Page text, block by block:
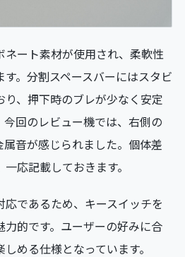
ネート素材が使用され、柔軟性
す。分割スペースバーにはスタビ
り、押下時のブレが少なく安定
回のレビュー機では、右側の
属音が感じられました。個体差
応記載しておきます。
応であるため、キースイッチを
的です。ユーザーの好みに合
める仕様となっています。